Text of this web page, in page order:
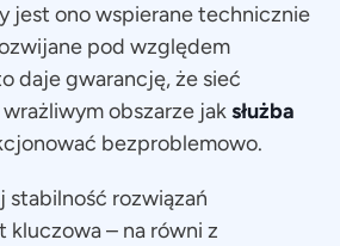
jest ono wspierane technicznie
pod względem
daje gwarancję, że sieć
obszarze jaksłużba
bezproblemowo.
stabilność rozwiązań
– na równi z